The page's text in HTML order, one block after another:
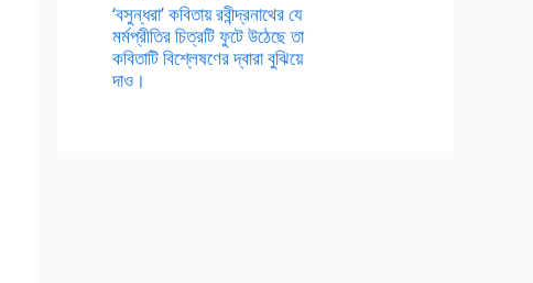
‘বসুন্ধরা’ কবিতায় রবীন্দ্রনাথের যে
মর্মপ্রীতির চিত্রটি ফুটে উঠেছে তা
কবিতাটি বিশ্লেষণের দ্বারা বুঝিয়ে
দাও।